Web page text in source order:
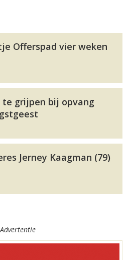
Offerspad vier weken
te grijpen bij opvang
Jerney Kaagman (79)
Advertentie